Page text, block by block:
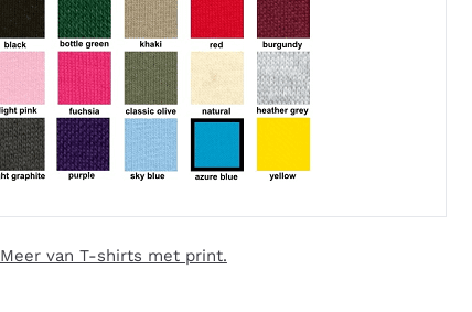
Meer van T-shirts met print.